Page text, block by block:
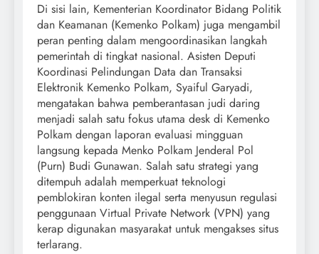
Di sisi lain, Kementerian Koordinator Bidang Politik
dan Keamanan (Kemenko Polkam) juga mengambil
peran penting dalam mengoordinasikan langkah
pemerintah di tingkat nasional. Asisten Deputi
Koordinasi Pelindungan Data dan Transaksi
Elektronik Kemenko Polkam, Syaiful Garyadi,
mengatakan bahwa pemberantasan judi daring
menjadi salah satu fokus utama desk di Kemenko
Polkam dengan laporan evaluasi mingguan
langsung kepada Menko Polkam Jenderal Pol
(Purn) Budi Gunawan. Salah satu strategi yang
ditempuh adalah memperkuat teknologi
pemblokiran konten ilegal serta menyusun regulasi
penggunaan Virtual Private Network (VPN) yang
kerap digunakan masyarakat untuk mengakses situs
terlarang.